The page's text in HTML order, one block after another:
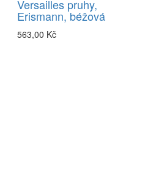
Versailles pruhy,
Erismann, béžová
563,00 Kč